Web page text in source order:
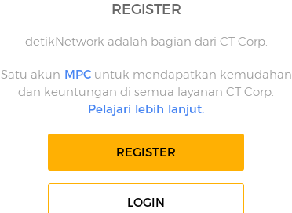
REGISTER
detikNetwork adalah bagian dari CT Corp.
Satu akun MPCuntuk mendapatkan kemudahan
dan keuntungan di semua layanan CT Corp.
Pelajari lebih lanjut.
REGISTER
LOGIN